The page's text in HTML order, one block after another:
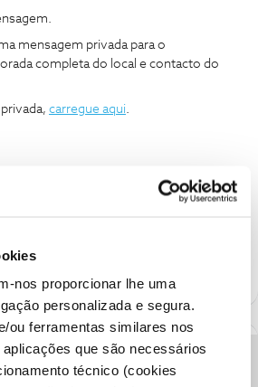
nos proporcionar lhe uma
personalizada e segura.
ou ferramentas similares nos
que são necessários
técnico (cookies
mensagem privada para o
completa do local e contacto do
carregue aqui.
informação relevante. Marque
novidades.